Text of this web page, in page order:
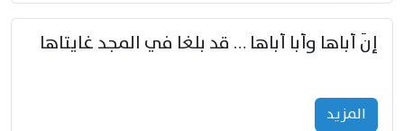
إنّ أباها وأبا أباها … قد بلغا في المجد غايتاها
المزید